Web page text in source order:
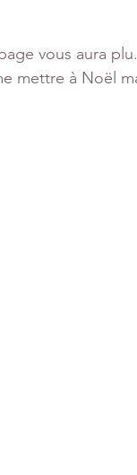
vous aura plu.
mettre à Noël